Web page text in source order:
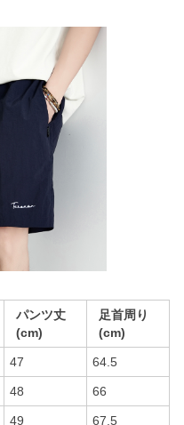
パンツ丈
(cm)
足首周り
(cm)
47 64.5
48 66
49 67.5